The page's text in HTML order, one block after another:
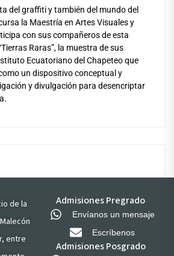
del graffiti y también del mundo del
la Maestría en Artes Visuales y
con sus compañeros de esta
Raras”, la muestra de sus
Ecuatoriano del Chapeteo que
un dispositivo conceptual y
y divulgación para desencriptar
de la
entre
Admisiones Pregrado
Envíanos un mensaje
Escríbenos
Admisiones Posgrado